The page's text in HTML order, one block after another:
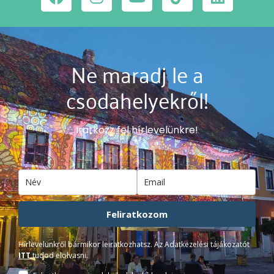
Ne maradj le a
csodahelyekről!
Iratkozz fel hírlevelünkre!
Feliratkozom
Hírlevelünkről bármikor leiratkozhatsz. Az Adatkezelési tájákozatót
ITTtudod elolvasni.